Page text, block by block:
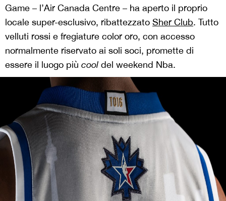
Game – l’Air Canada Centre – ha aperto il proprio
locale super-esclusivo, ribattezzato Sher Club. Tutto
velluti rossi e fregiature color oro, con accesso
normalmente riservato ai soli soci, promette di
essere il luogo più cool del weekend Nba.